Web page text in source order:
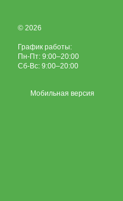
© 2026
График работы:
Пн-Пт: 9:00–20:00
Сб-Вс: 9:00–20:00
Мобильная версия